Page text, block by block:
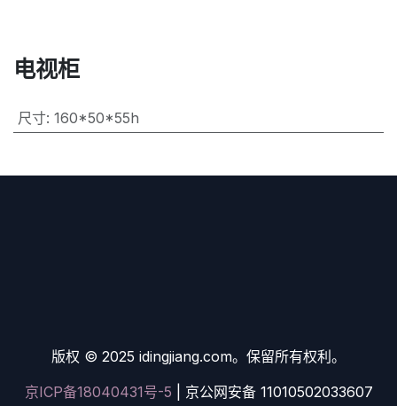
电视柜
尺寸: 160*50*55h
版权 © 2025 idingjiang.com。保留所有权利。
京ICP备18040431号-5 | 京公网安备 11010502033607